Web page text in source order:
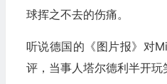
球挥之不去的伤痛。
听说德国的《图片报》对
评，当事人塔尔德利半开玩